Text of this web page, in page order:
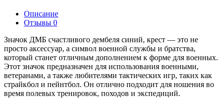
Описание
Отзывы 0
Значок ДМБ счастливого дембеля синий, крест — это не
просто аксессуар, а символ военной службы и братства,
который станет отличным дополнением к форме для военных.
Этот значок предназначен для использования военными,
ветеранами, а также любителями тактических игр, таких как
страйкбол и пейнтбол. Он отлично подходит для ношения во
время полевых тренировок, походов и экспедиций.